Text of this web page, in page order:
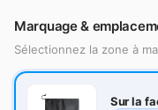
Marquage &
Sélectionnez la zone à
Sur la